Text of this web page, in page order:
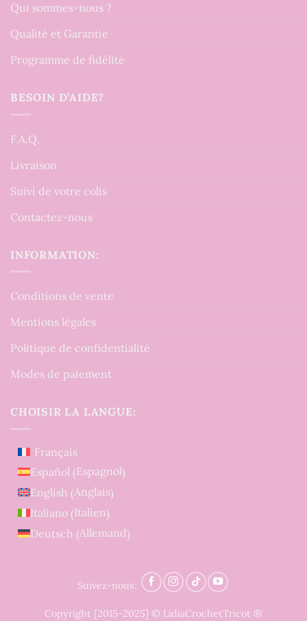
Qui sommes-nous ?
Qualité et Garantie
Programme de fidélité
BESOIN D’AIDE?
F.A.Q.
Livraison
Suivi de votre colis
Contactez-nous
INFORMATION:
Conditions de vente
Mentions légales
Politique de confidentialité
Modes de paiement
CHOISIR LA LANGUE:
Français
Español (Espagnol)
English (Anglais)
Italiano (Italien)
Deutsch (Allemand)
Suivez-nous:
Copyright [2015-2025] © LidiaCrochetTricot ®